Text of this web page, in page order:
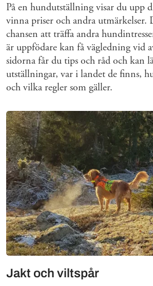
På en hundutställning visar du upp
vinna priser och andra utmärkelser.
chansen att träffa andra
är uppfödare kan få vägledning vid
sidorna får du tips och råd och kan
utställningar, var i landet de finns,
och vilka regler som gäller.
Jakt och viltspår